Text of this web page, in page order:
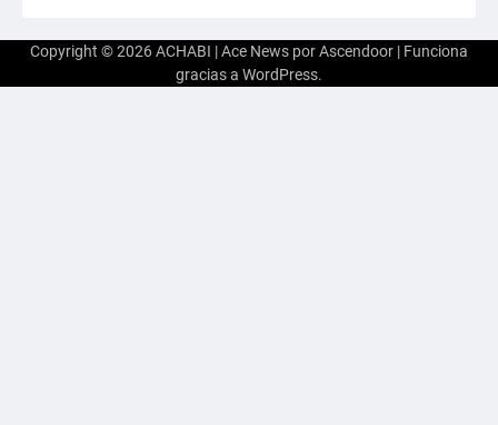
Copyright © 2026ACHABI | Ace News porAscendoor | Funciona
gracias a WordPress.